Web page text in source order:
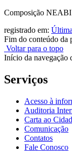
Composição NEABI
registrado em:
Fim do conteúdo da
Voltar para o topo
Início da navegação
Serviços
Acesso à
Auditoria
Carta ao
Comunicação
Contatos
Fale Conosco